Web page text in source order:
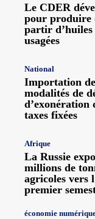
Le CDER
pour produire
partir d’huiles
usagées
National
Importation
modalités de
d’exonération
taxes fixées
Afrique
La Russie
millions de
agricoles vers
premier
économie